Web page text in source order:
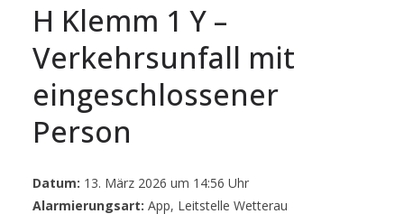
H Klemm 1 Y –
Verkehrsunfall mit
eingeschlossener
Person
Datum: 13. März 2026 um 14:56 Uhr
Alarmierungsart: App, Leitstelle Wetterau